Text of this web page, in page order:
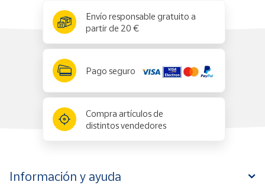
Envío responsable gratuito a
partir de 20 €
Pago seguro
Compra artículos de
distintos vendedores
Información y ayuda